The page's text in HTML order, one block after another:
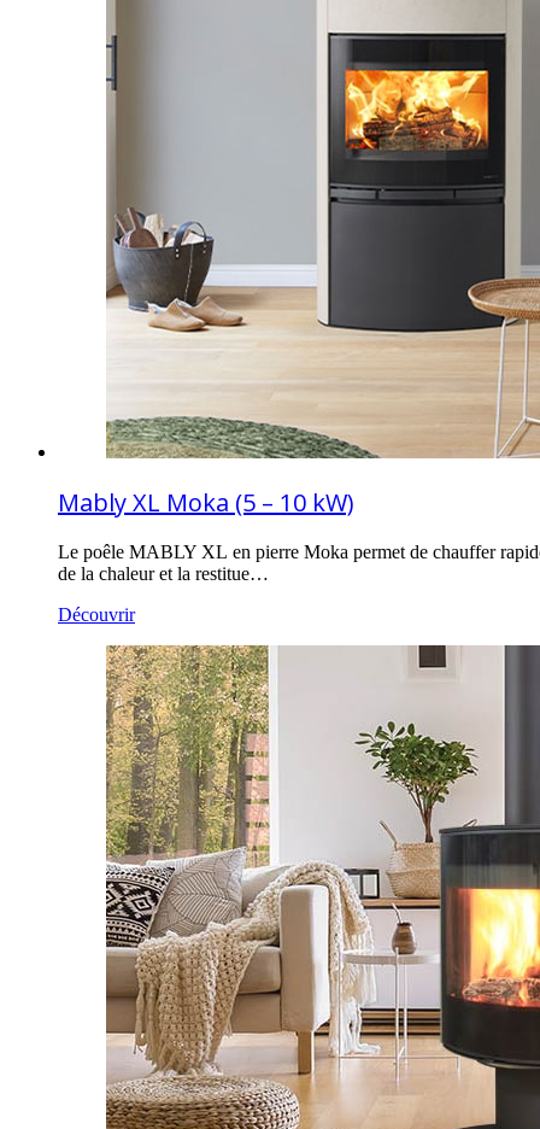
Mably XL Moka (5 – 10 kW)
Le poêle MABLY XL en pierre Moka permet de chauffer
de la chaleur et la restitue…
Découvrir